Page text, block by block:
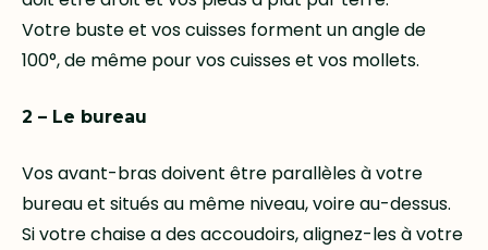
Votre buste et vos cuisses forment un angle de
100°, de même pour vos cuisses et vos mollets.
2 – Le bureau
Vos avant-bras doivent être parallèles à votre
bureau et situés au même niveau, voire au-dessus.
Si votre chaise a des accoudoirs, alignez-les à votre